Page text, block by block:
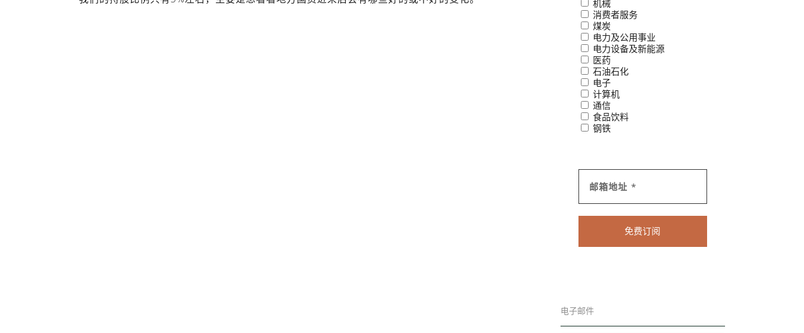
机械
消费者服务
煤炭
电力及公用事业
电力设备及新能源
医药
石油石化
电子
计算机
通信
食品饮料
钢铁